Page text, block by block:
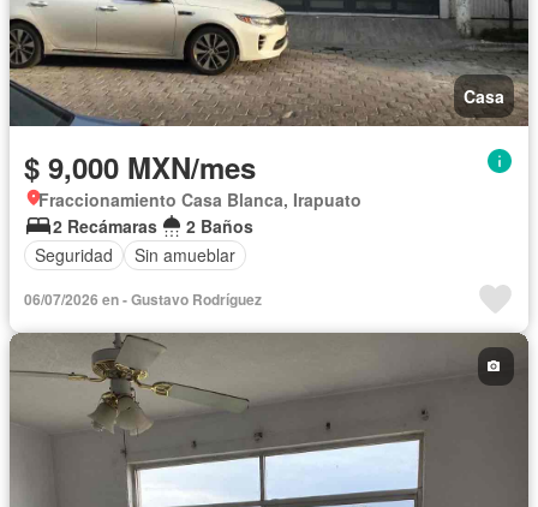
Casa
$ 9,000 MXN/mes
Fraccionamiento Casa Blanca, Irapuato
2 Recámaras
2 Baños
Seguridad
Sin amueblar
06/07/2026 en - Gustavo Rodríguez